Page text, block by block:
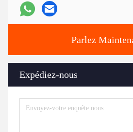
Parlez
Expédiez-nous